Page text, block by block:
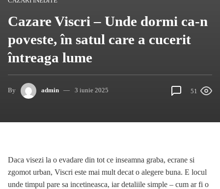
Cazare Viscri – Unde dormi ca-n
poveste, în satul care a cucerit
întreaga lume
By admin 3 iunie 2025 51
Daca visezi la o evadare din tot ce inseamna graba, ecrane si
zgomot urban, Viscri este mai mult decat o alegere buna. E locul
unde timpul pare sa incetineasca, iar detaliile simple – cum ar fi o